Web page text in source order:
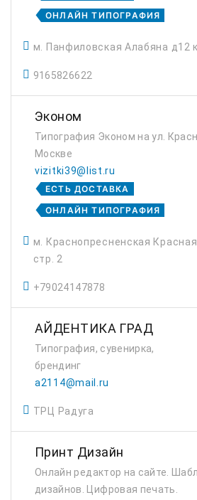
Мы, Многопрофильн...
ОНЛАЙН ТИПОГРАФИЯ
м. Панфиловская Алабяна д12
9165826622
Эконом
Типография Эконом на ул.
Москве
vizitki39@list.ru
ЕСТЬ ДОСТАВКА
ОНЛАЙН ТИПОГРАФИЯ
м. Краснопресненская
стр. 2
+79024147878
АЙДЕНТИКА ГРАД
Типография, сувенирка,
брендинг
a2114@mail.ru
ТРЦ Радуга
Принт Дизайн
Онлайн редактор на сайте.
дизайнов. Цифровая печать.